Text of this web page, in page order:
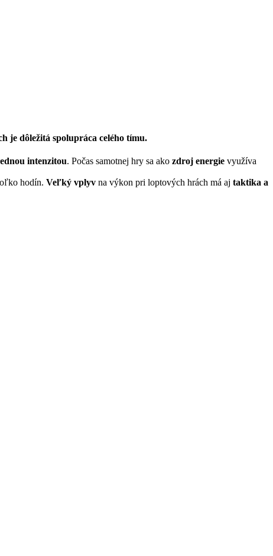
je dôležitá spolupráca celého tímu.
intenzitou. Počas samotnej hry sa ako zdroj energie využíva
hodín. Veľký vplyvna výkon pri loptových hrách má aj taktika a